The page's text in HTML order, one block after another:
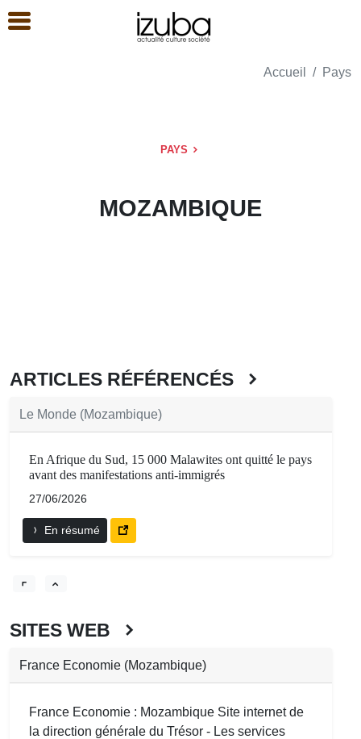
Accueil Pays
PAYS
MOZAMBIQUE
ARTICLES RÉFÉRENCÉS
Le Monde (Mozambique)
En Afrique du Sud, 15 000 Malawites ont quitté le pays
avant des manifestations anti-immigrés
27/06/2026
En résumé
SITES WEB
France Economie (Mozambique)
France Economie : Mozambique Site internet de
la direction générale du Trésor - Les services